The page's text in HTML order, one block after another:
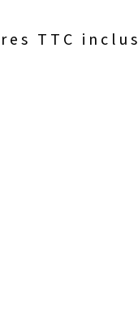
TTC inclus